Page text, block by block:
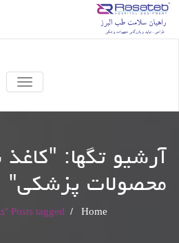
آرشیو تگها: "
محصولات پزشکی"
Home
/ Posts tagged "کاغذ بسته بندی محصولات پزشکی"